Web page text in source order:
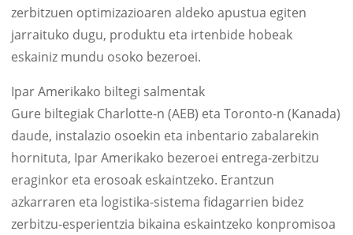
zerbitzuen optimizazioaren aldeko apustua egiten
jarraituko dugu, produktu eta irtenbide hobeak
eskainiz mundu osoko bezeroei.
Ipar Amerikako biltegi salmentak
Gure biltegiak Charlotte-n (AEB) eta Toronto-n (Kanada)
daude, instalazio osoekin eta inbentario zabalarekin
hornituta, Ipar Amerikako bezeroei entrega-zerbitzu
eraginkor eta erosoak eskaintzeko. Erantzun
azkarraren eta logistika-sistema fidagarrien bidez
zerbitzu-esperientzia bikaina eskaintzeko konpromisoa